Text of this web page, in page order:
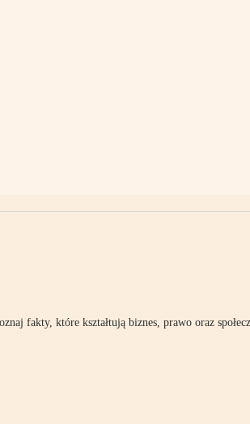
fakty, które kształtują biznes, prawo oraz